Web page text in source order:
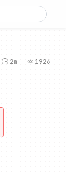
2m 1926